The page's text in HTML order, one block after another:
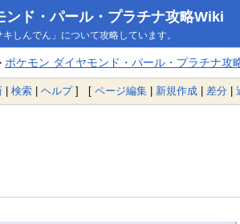
ンド・パール・プラチナ攻略Wiki
しんでん」について攻略しています。
ポケモン ダイヤモンド・パール・プラチナ攻
| 検索 | ヘルプ] [ ページ編集 | 新規作成 | 差分 |